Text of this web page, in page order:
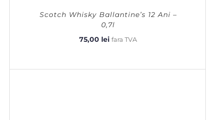
Scotch Whisky Ballantine’s 12 Ani –
0,7l
75,00 lei fara TVA